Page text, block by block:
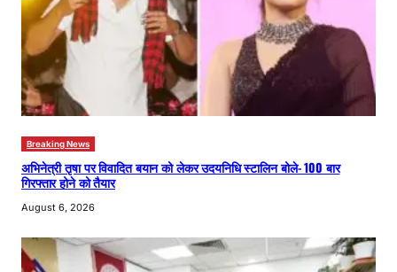
Breaking News
अभिनेत्री तृषा पर विवादित बयान को लेकर उदयनिधि स्टालिन बोले- 100 बार
गिरफ्तार होने को तैयार
August 6, 2026